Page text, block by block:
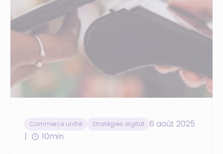
Commerce unifié Stratégies digital
6 août 2025
10min